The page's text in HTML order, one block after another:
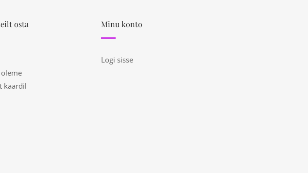
osta
oleme
kaardil
Minu konto
Logi sisse